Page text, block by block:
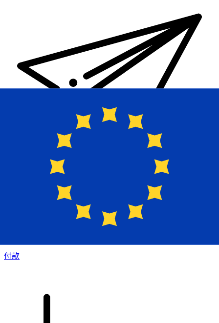
快捷安全地在线汇款。实时跟踪和通知外加灵活的交付和付款
付款